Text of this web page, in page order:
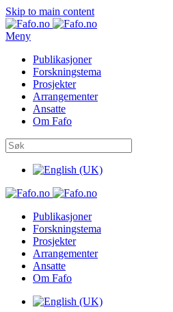
Skip to main content
Meny
Publikasjoner
Forskningstema
Prosjekter
Arrangementer
Ansatte
Om Fafo
Publikasjoner
Forskningstema
Prosjekter
Arrangementer
Ansatte
Om Fafo